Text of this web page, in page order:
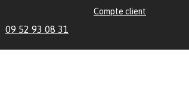
Compte client
09 52 93 08 31